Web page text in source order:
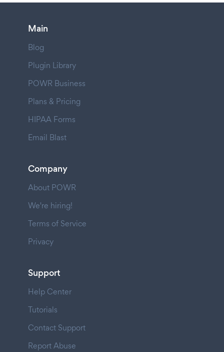
Main
Blog
Plugin Library
POWR Business
Plans & Pricing
HIPAA Forms
Email Blast
Company
About POWR
We're hiring!
Terms of Service
Privacy
Support
Help Center
Tutorials
Contact Support
Report Abuse